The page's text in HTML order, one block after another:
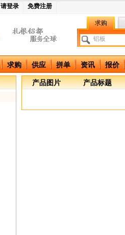
请登录 免费注册
求购
求购 供应 拼单 资讯 报价
产品图片 产品标题